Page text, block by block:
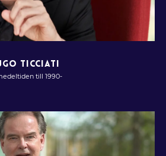
TICCIATI
till 1990-